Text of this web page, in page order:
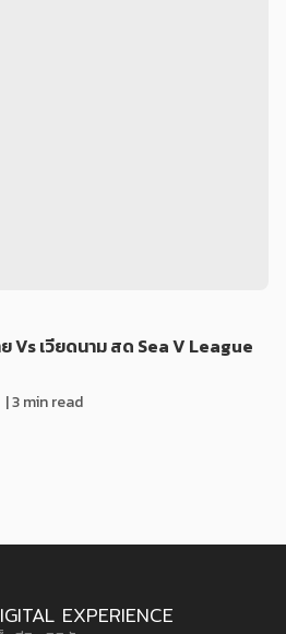
เวียดนาม สด Sea V League
| 3 min read
EXPERIENCE